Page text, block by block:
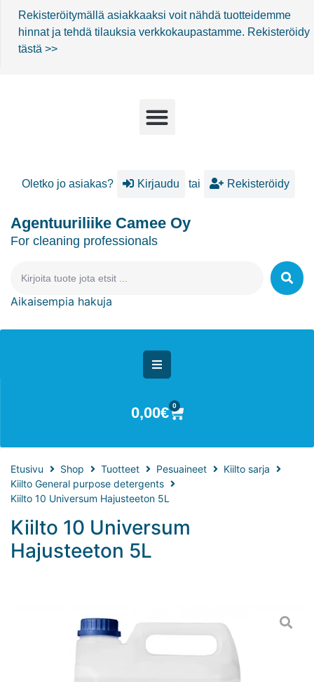
Rekisteröitymällä asiakkaaksi voit nähdä tuotteidemme
hinnat ja tehdä tilauksia verkkokaupastamme. Rekisteröidy
tästä >>
Oletko jo asiakas? Kirjaudu tai Rekisteröidy
Agentuuriliike Camee Oy
For cleaning professionals
Aikaisempia hakuja
0,00€ 0
Kiilto 10 Universum
Hajusteeton 5L
Etusivu Shop Tuotteet Pesuaineet
Kiilto sarja
Kiilto General purpose detergents
Kiilto 10 Universum Hajusteeton 5L